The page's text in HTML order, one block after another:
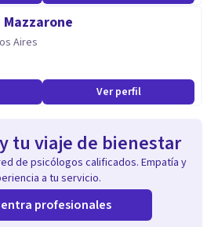
Mazzarone
Aires
Ver perfil
tu viaje de bienestar
de psicólogos calificados. Empatía y
a tu servicio.
profesionales